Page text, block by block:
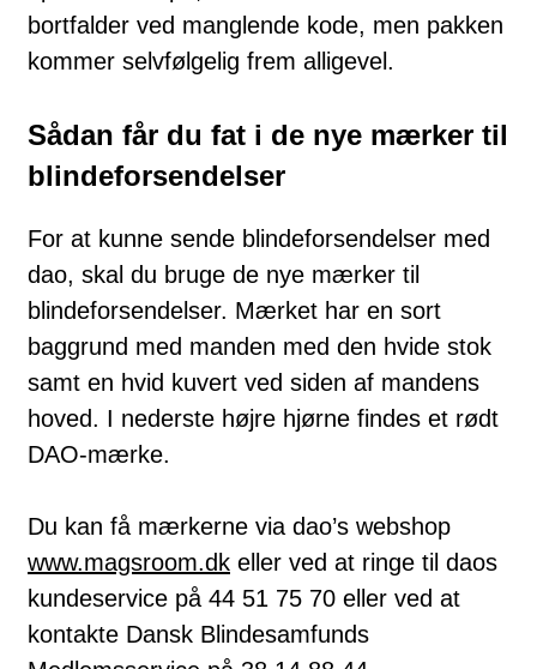
bortfalder ved manglende kode, men pakken
kommer selvfølgelig frem alligevel.
Sådan får du fat i de nye mærker til
blindeforsendelser
For at kunne sende blindeforsendelser med
dao, skal du bruge de nye mærker til
blindeforsendelser. Mærket har en sort
baggrund med manden med den hvide stok
samt en hvid kuvert ved siden af mandens
hoved. I nederste højre hjørne findes et rødt
DAO-mærke.
Du kan få mærkerne via dao’s webshop
www.magsroom.dk eller ved at ringe til daos
kundeservice på 44 51 75 70 eller ved at
kontakte Dansk Blindesamfunds